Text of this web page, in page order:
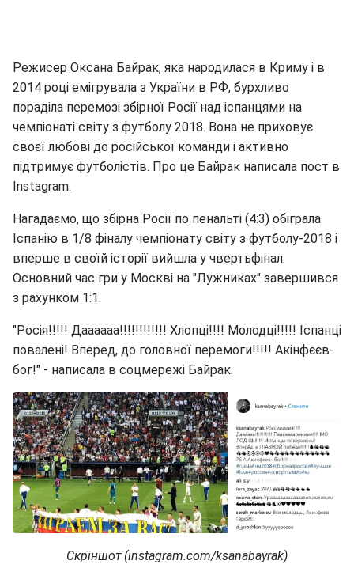
Режисер Оксана Байрак, яка народилася в Криму і в
2014 році емігрувала з України в РФ, бурхливо
пораділа перемозі збірної Росії над іспанцями на
чемпіонаті світу з футболу 2018. Вона не приховує
своєї любові до російської команди і активно
підтримує футболістів. Про це Байрак написала пост в
Instagram.
Нагадаємо, що збірна Росії по пенальті (4:3) обіграла
Іспанію в 1/8 фіналу чемпіонату світу з футболу-2018 і
вперше в своїй історії вийшла у чвертьфінал.
Основний час гри у Москві на "Лужниках" завершився
з рахунком 1:1.
"Росія!!!!! Даааааа!!!!!!!!!!!! Хлопці!!!! Молодці!!!!! Іспанці
повалені! Вперед, до головної перемоги!!!!! Акінфєєв-
бог!" - написала в соцмережі Байрак.
Скріншот (instagram.com/ksanabayrak)